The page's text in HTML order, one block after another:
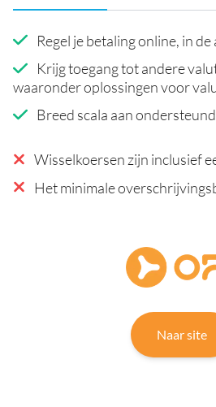
Regel je betaling online, in
Krijg toegang tot andere
waaronder oplossingen voor
Breed scala aan
Wisselkoersen zijn inclusief
Het minimale
Naar site